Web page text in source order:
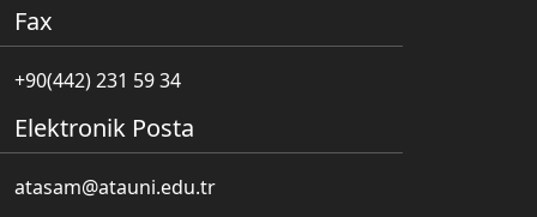
Fax
+90(442) 231 59 34
Elektronik Posta
atasam@atauni.edu.tr